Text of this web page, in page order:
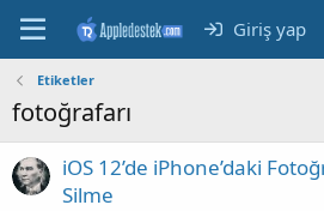
Giriş yap
Etiketler
fotoğrafarı
iOS 12’de iPhone’daki
Silme